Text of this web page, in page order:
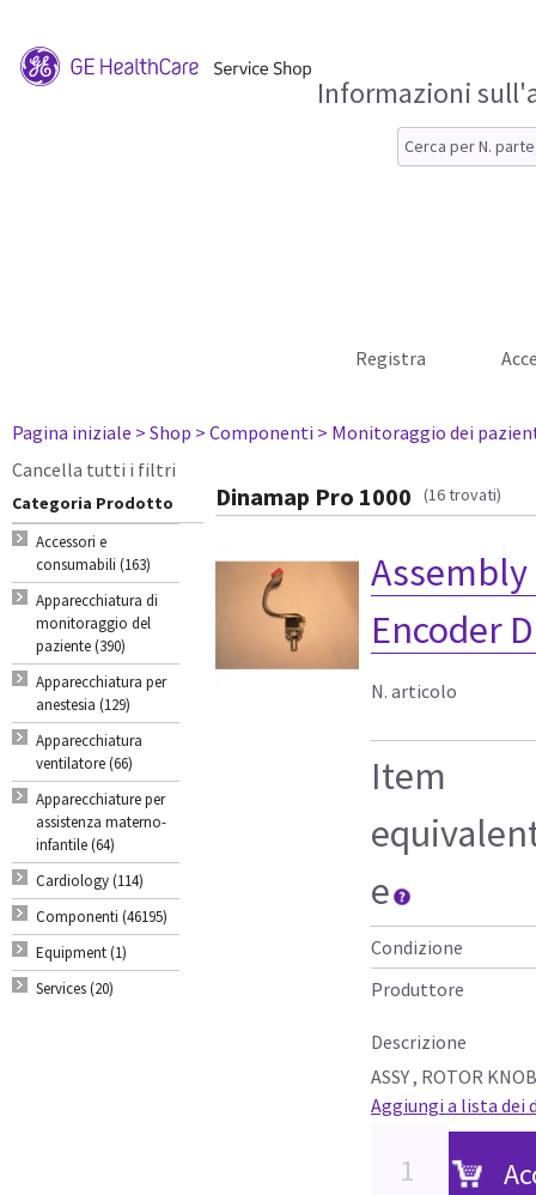
Informazioni
Registra
Pagina iniziale > Shop > Componenti > Monitoraggio dei
Cancella tutti i filtri
Categoria Prodotto
Accessori e
consumabili (163)
Apparecchiatura di
monitoraggio del
paziente (390)
Apparecchiatura per
anestesia (129)
Apparecchiatura
ventilatore (66)
Apparecchiature per
assistenza materno-
infantile (64)
Cardiology (114)
Componenti (46195)
Equipment (1)
Services (20)
Dinamap Pro 1000 (16 trovati)
Encoder
N. articolo
Item
e
Condizione
Produttore
Descrizione
ASSY , ROTOR
Aggiungi a lista dei